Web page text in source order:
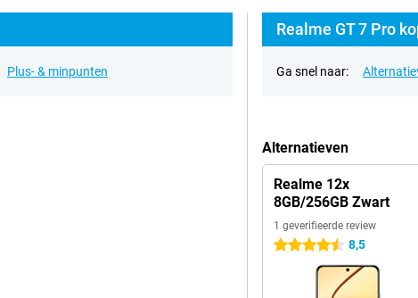
Plus- & minpunten
Realme GT 7 Pro
Ga snel naar:
Alternatieven
Realme 12x
8GB/256GB Zwart
1 geverifieerde review
4.5 sterren 8,5